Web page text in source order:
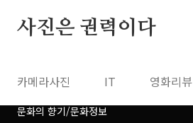
사진은 권력이다
카메라사진 IT 영화리뷰
문화의 향기/문화정보